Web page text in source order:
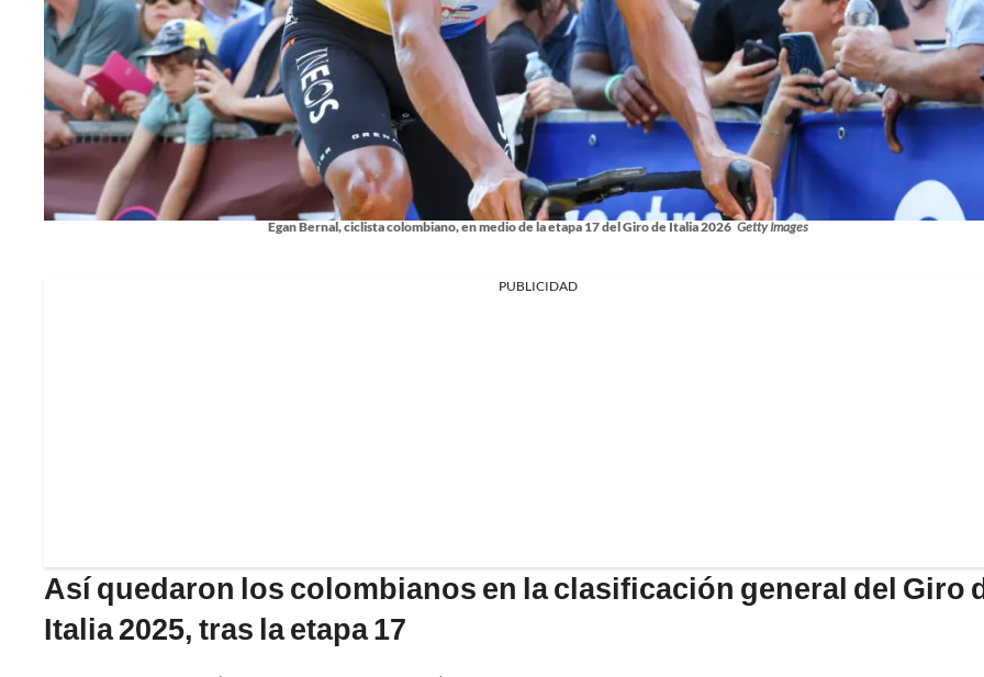
Egan Bernal, ciclista colombiano, en medio de la etapa 17 del Giro de Italia 2026 Getty Images
PUBLICIDAD
Así quedaron los colombianos en la clasificación general del Giro
Italia 2025, tras la etapa 17